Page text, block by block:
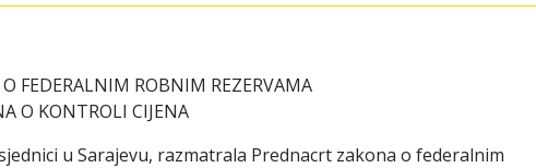
FEDERALNIM ROBNIM REZERVAMA
O KONTROLI CIJENA
u Sarajevu, razmatrala Prednacrt zakona o federalnim